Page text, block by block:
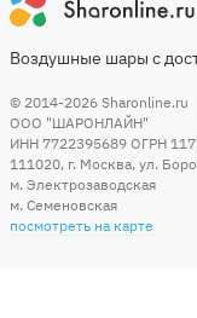
Воздушные шары с
© 2014-2026 Sharonline.ru
ООО "ШАРОНЛАЙН"
ИНН 7722395689 ОГРН
111020, г. Москва, ул.
м. Электрозаводская
м. Семеновская
посмотреть на карте